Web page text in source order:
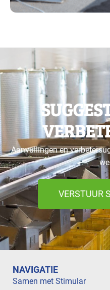
Aanvullingen en
VERSTUUR
NAVIGATIE
Samen met Stimular